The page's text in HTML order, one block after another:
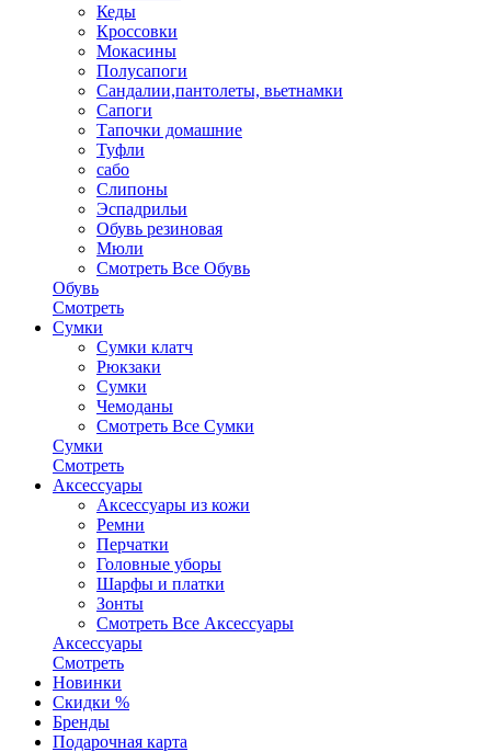
Кеды
Кроссовки
Мокасины
Полусапоги
Сандалии,пантолеты, вьетнамки
Сапоги
Тапочки домашние
Туфли
сабо
Слипоны
Эспадрильи
Обувь резиновая
Мюли
Смотреть Все Обувь
Обувь
Смотреть
Сумки
Сумки клатч
Рюкзаки
Сумки
Чемоданы
Смотреть Все Сумки
Сумки
Смотреть
Аксессуары
Аксессуары из кожи
Ремни
Перчатки
Головные уборы
Шарфы и платки
Зонты
Смотреть Все Аксессуары
Аксессуары
Смотреть
Новинки
Скидки %
Бренды
Подарочная карта